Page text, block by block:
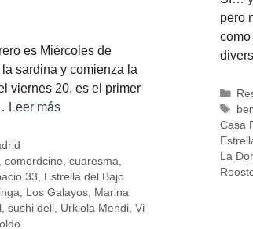
es Miércoles de
sardina y comienza la
viernes 20, es el primer
Leer más
,comerdcine ,cuaresma
33
Estrella del Bajo
Los Galayos
Marina
sushi deli Urkiola Mendi Vi
pero
Casa
La